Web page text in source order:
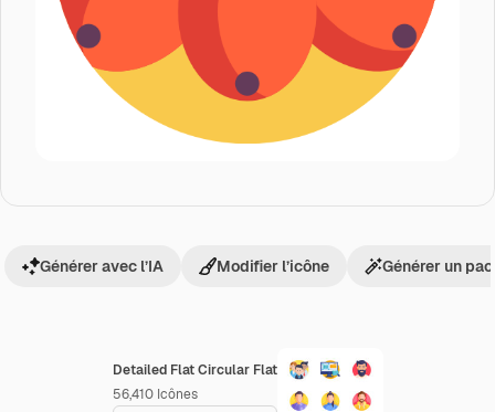
Detailed Flat Circular Flat
56,410 Icônes
Générer avec l’IA Modifier l’icône Générer un